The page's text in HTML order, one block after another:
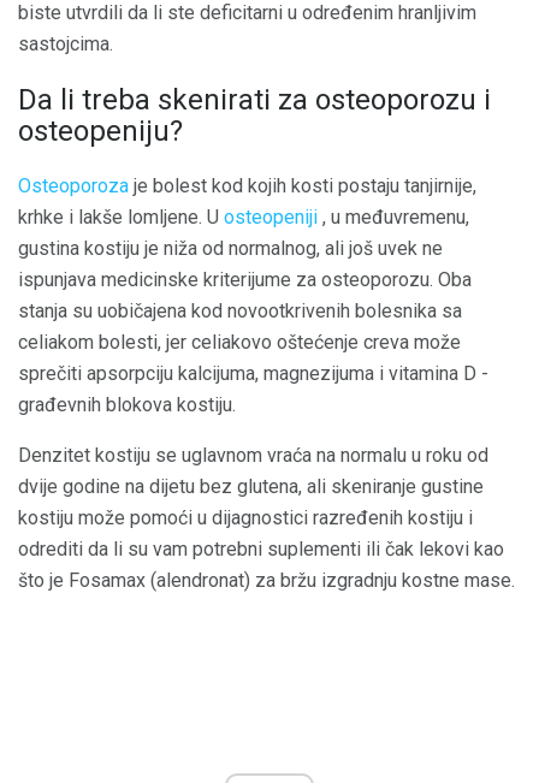
biste utvrdili da li ste deficitarni u određenim hranljivim
sastojcima.
Da li treba skenirati za osteoporozu i
osteopeniju?
Osteoporoza je bolest kod kojih kosti postaju tanjirnije,
krhke i lakše lomljene. U osteopeniji , u međuvremenu,
gustina kostiju je niža od normalnog, ali još uvek ne
ispunjava medicinske kriterijume za osteoporozu. Oba
stanja su uobičajena kod novootkrivenih bolesnika sa
celiakom bolesti, jer celiakovo oštećenje creva može
sprečiti apsorpciju kalcijuma, magnezijuma i vitamina D -
građevnih blokova kostiju.
Denzitet kostiju se uglavnom vraća na normalu u roku od
dvije godine na dijetu bez glutena, ali skeniranje gustine
kostiju može pomoći u dijagnostici razređenih kostiju i
odrediti da li su vam potrebni suplementi ili čak lekovi kao
što je Fosamax (alendronat) za bržu izgradnju kostne mase.